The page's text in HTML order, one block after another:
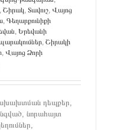
Շիրակ Տավուշ Վայոց
Գեղարքունիքի
Երեվանի
Շիրակի
Վայոց Ձորի
դեպքեր,
նորահայտ